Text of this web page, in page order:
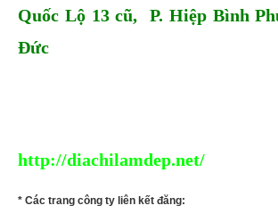
Quốc Lộ 13 cũ, P. Hiệp Bình
Đức
http://diachilamdep.net/
* Các trang công ty liên kết đăng: